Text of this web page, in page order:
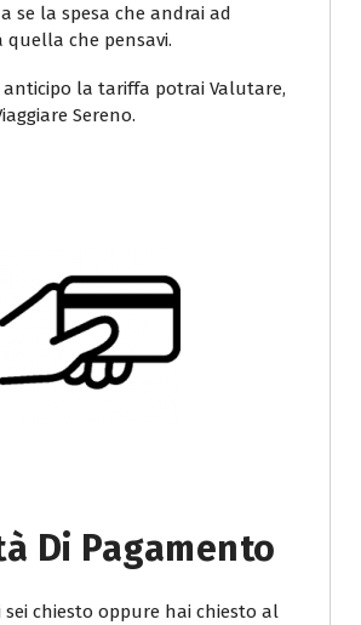
se la spesa che andrai ad
che pensavi.
anticipo la tariffa potrai Valutare,
Sereno.
Di Pagamento
chiesto oppure hai chiesto al